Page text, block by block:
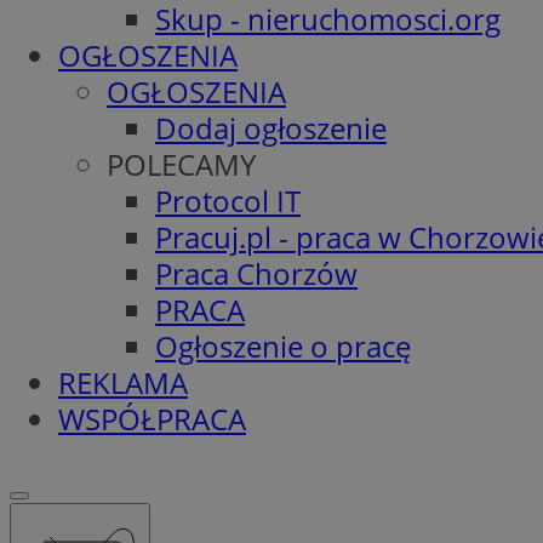
Skup - nieruchomosci.org
OGŁOSZENIA
OGŁOSZENIA
Dodaj ogłoszenie
POLECAMY
Protocol IT
Pracuj.pl - praca w
Praca Chorzów
PRACA
Ogłoszenie o pracę
REKLAMA
WSPÓŁPRACA